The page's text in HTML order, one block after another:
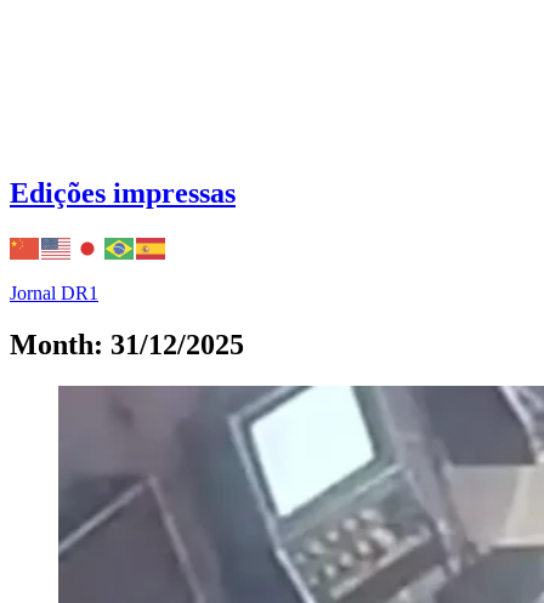
Edições impressas
Jornal DR1
Month: 31/12/2025